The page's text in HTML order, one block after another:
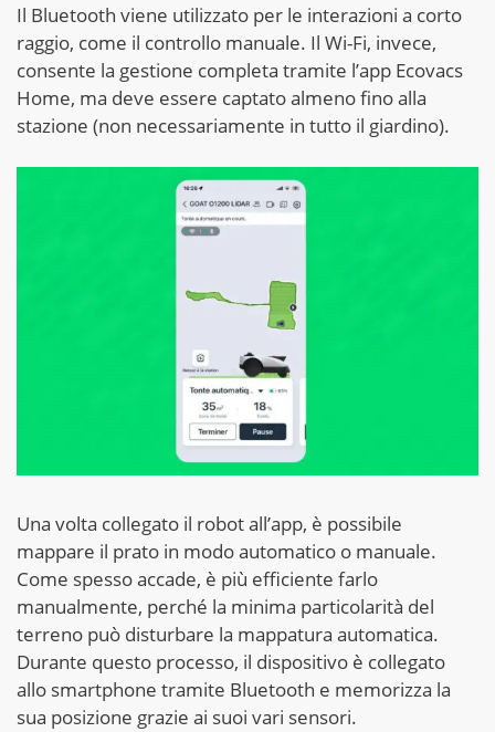
Il Bluetooth viene utilizzato per le interazioni a corto
raggio, come il controllo manuale. Il Wi-Fi, invece,
consente la gestione completa tramite l’app Ecovacs
Home, ma deve essere captato almeno fino alla
stazione (non necessariamente in tutto il giardino).
Una volta collegato il robot all’app, è possibile
mappare il prato in modo automatico o manuale.
Come spesso accade, è più efficiente farlo
manualmente, perché la minima particolarità del
terreno può disturbare la mappatura automatica.
Durante questo processo, il dispositivo è collegato
allo smartphone tramite Bluetooth e memorizza la
sua posizione grazie ai suoi vari sensori.